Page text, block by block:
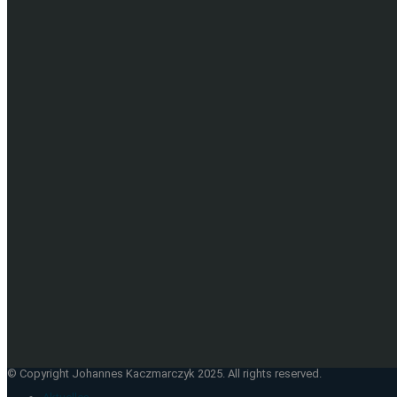
© Copyright Johannes Kaczmarczyk 2025. All rights reserved.